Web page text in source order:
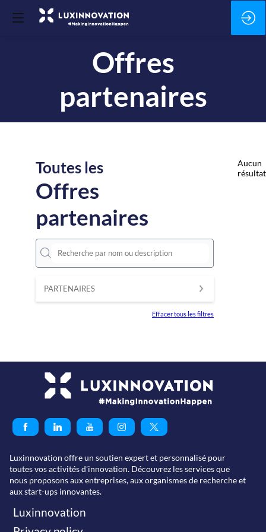
Offres
partenaires
Toutes les
Offres
partenaires
PARTENAIRES
Effacer tous les filtres
Aucun
résultat
Luxinnovation offre un soutien expert et personnalisé pour
toutes vos activités d'innovation. Découvrez les services que
nous proposons aux entreprises, aux organismes de recherche et
aux start-ups innovantes.
Luxinnovation